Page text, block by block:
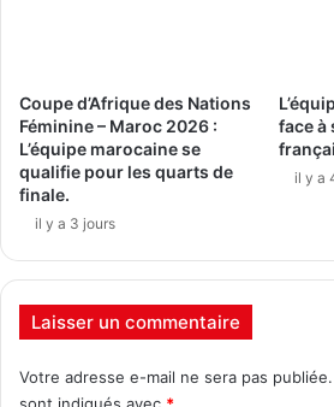
Coupe d’Afrique des Nations
Féminine – Maroc 2026 :
L’équipe marocaine se
qualifie pour les quarts de
finale.
il y a 3 jours
face à
il y a
Laisser un commentaire
Votre adresse e-mail ne sera pas publiée.
sont indiqués avec *